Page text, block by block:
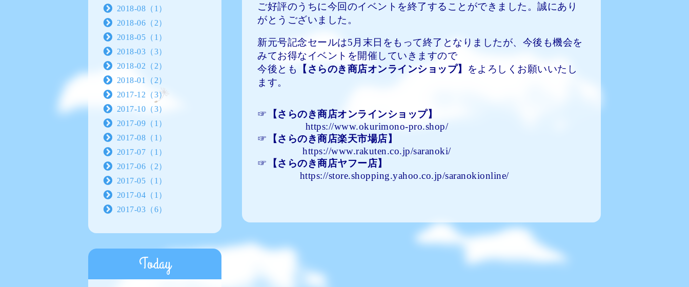
ご好評のうちに今回のイベントを終了することができました。誠にあり
がとうございました。
新元号記念セールは5月末日をもって終了となりましたが、今後も機会を
みてお得なイベントを開催していきますので
今後とも
【さらのき商店オンラインショップ】
をよろしくお願いいたし
ます。
☞ 【 さらのき商店オンラインショップ】
https://www.okurimono-pro.shop/
☞
【 さらのき商店楽天市場店】
https://www.rakuten.co.jp/saranoki/
☞
【 さらのき商店ヤフー店】
https://store.shopping.yahoo.co.jp/saranokionline/
2018-08（1）
2018-06（2）
2018-05（1）
2018-03（3）
2018-02（2）
2018-01（2）
2017-12（3）
2017-10（3）
2017-09（1）
2017-08（1）
2017-07（1）
2017-06（2）
2017-05（1）
2017-04（1）
2017-03（6）
Today